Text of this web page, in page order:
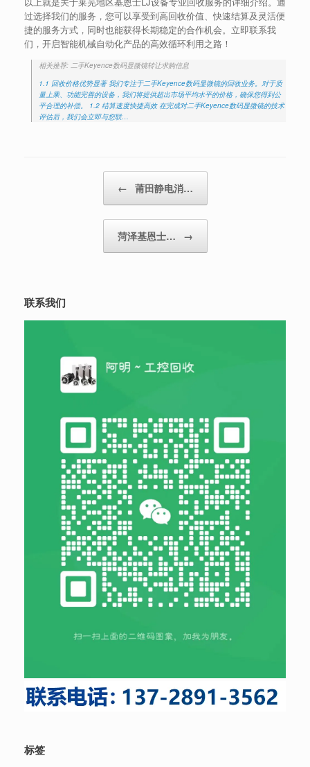
过选择我们的服务，您可以享受到高回收价值、快速结算及灵活便
捷的服务方式，同时也能获得长期稳定的合作机会。立即联系我
们，开启智能机械自动化产品的高效循环利用之路！
相关推荐: 二手Keyence数码显微镜转让求购信息
1.1 回收价格优势显著 我们专注于二手Keyence数码显微镜的回收业务。对于质
量上乘、功能完善的设备，我们将提供超出市场平均水平的价格，确保您得到公
平合理的补偿。 1.2 结算速度快捷高效 在完成对二手Keyence数码显微镜的技术
评估后，我们会立即与您联…
← 莆田静电消…
菏泽基恩士… →
联系我们
标签